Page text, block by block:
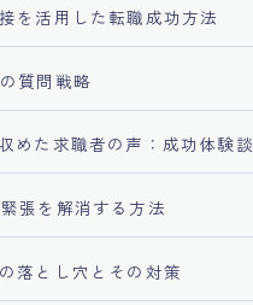
を活用した転職成功方法
質問戦略
めた求職者の声：成功体験談
張を解消する方法
落とし穴とその対策